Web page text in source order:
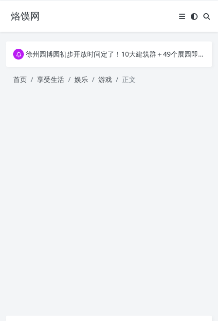
烙馍网16796个OpenClaw Skills合集下载｜总2.7G，压缩后仅738M，覆盖全场景技能
徐州园博园初步开放时间定了！10大建筑群＋49个展园即将亮相！
徐州园博园初步开放时间定了！10大建筑群＋49个展园即将亮相！
首页 享受生活 娱乐 游戏 正文